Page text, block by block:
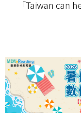
「Taiwan can